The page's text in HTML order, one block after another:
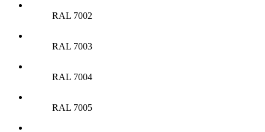
RAL 7002
RAL 7003
RAL 7004
RAL 7005